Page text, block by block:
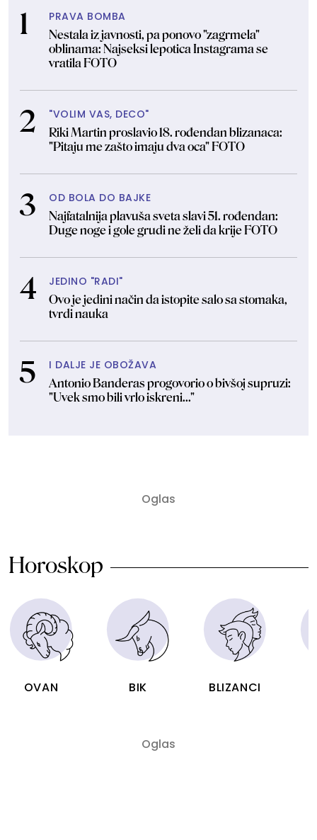
PRAVA BOMBA
Nestala iz javnosti, pa ponovo "zagrmela"
oblinama: Najseksi lepotica Instagrama se
vratila FOTO
"VOLIM VAS, DECO"
Riki Martin proslavio 18. rođendan blizanaca:
"Pitaju me zašto imaju dva oca" FOTO
OD BOLA DO BAJKE
Najfatalnija plavuša sveta slavi 51. rođendan:
Duge noge i gole grudi ne želi da krije FOTO
JEDINO "RADI"
Ovo je jedini način da istopite salo sa stomaka,
tvrdi nauka
I DALJE JE OBOŽAVA
Antonio Banderas progovorio o bivšoj supruzi:
"Uvek smo bili vrlo iskreni..."
Horoskop
OVAN BIK BLIZANCI